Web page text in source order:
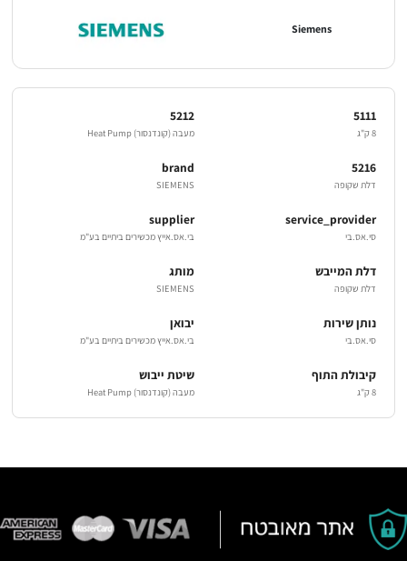
Siemens
5111
8 ק"ג
5212
מעבה (קונדנסור) Heat Pump
5216
דלת שקופה
brand
SIEMENS
service_provider
סי.אס.בי
supplier
בי.אס.אייץ מכשירים ביתיים בע"מ
דלת המייבש
דלת שקופה
מותג
SIEMENS
נותן שירות
סי.אס.בי
יבואן
בי.אס.אייץ מכשירים ביתיים בע"מ
קיבולת התוף
8 ק"ג
שיטת ייבוש
מעבה (קונדנסור) Heat Pump